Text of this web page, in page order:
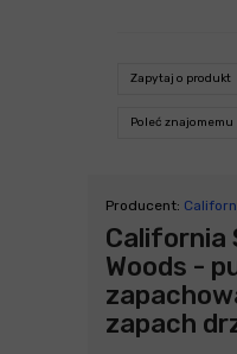
Zapytaj o produkt
Poleć znajomemu
Producent:
California
Woods -
zapach